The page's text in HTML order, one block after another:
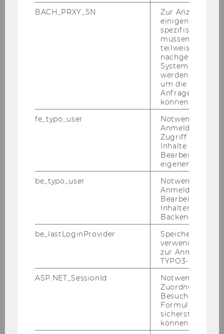
Ausschreibung für Bachelorarbeiten zu
Wohngemeinschaften (WGs)
Wir su­chen Stu­die­ren­de, die ihre Ba­che­lor­ar­
beit zum Thema Wohn­ge­mein­schaf­ten schrei­
BACH_PRXY_SN
Zur Anzeige von
einigen WU-
spezifischen
müssen
teilweise von
nachgelagerten
System
werden.
um die Antwort
Anfrage
können.
fe_typo_user
Notwendig für
Anmeldung und
Zugriff auf
Inhalte oder zur
Bearbeitung des
eigenen Profils.
be_typo_user
Notwendig für
Anmeldung und
Bearbeitung von
Inhalten im
Backend.
be_lastLoginProvider
Speichert die
verwendete
zur Anmeldung
TYPO3-Backend.
ASP.NET_SessionId
Notwendig, um
Zuordnung von
Besucher zu
sicherstellen zu
können.